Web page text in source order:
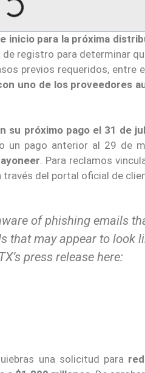
inicio para la próxima
de registro para determinar
previos requeridos, entre
uno de los proveedores
su próximo pago el 31 de
un pago anterior al 29 de
. Para reclamos
través del portal oficial de
of phishing emails
that may appear to look
press release here:
una solicitud para